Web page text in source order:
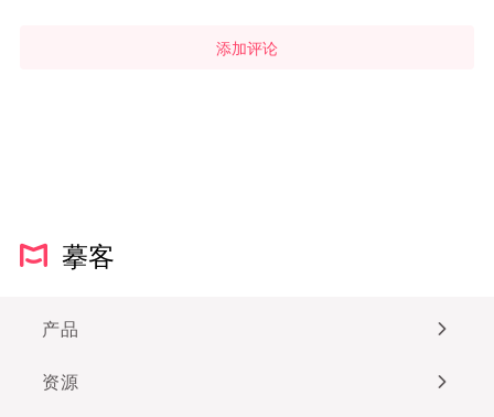
添加评论
摹客
产品
资源